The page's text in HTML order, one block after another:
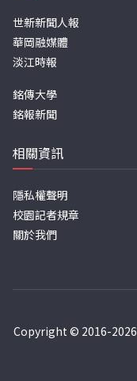
世新新聞人報
華岡融媒體
淡江時報
銘傳大學
銘報新聞
相關資訊
隱私權聲明
校園記者規章
關於我們
Copyright © 2016-2026